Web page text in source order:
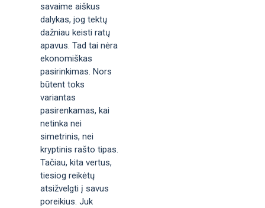
savaime aiškus
dalykas, jog tektų
dažniau keisti ratų
apavus. Tad tai nėra
ekonomiškas
pasirinkimas. Nors
būtent toks
variantas
pasirenkamas, kai
netinka nei
simetrinis, nei
kryptinis rašto tipas.
Tačiau, kita vertus,
tiesiog reikėtų
atsižvelgti į savus
poreikius. Juk